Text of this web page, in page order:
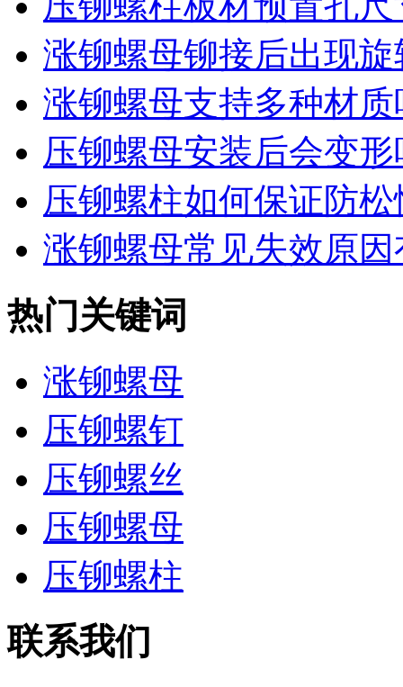
涨铆螺母铆接后出现旋
涨铆螺母支持多种材质
压铆螺母安装后会变形
压铆螺柱如何保证防
涨铆螺母常见失效原
热门关键词
涨铆螺母
压铆螺钉
压铆螺丝
压铆螺母
压铆螺柱
联系我们